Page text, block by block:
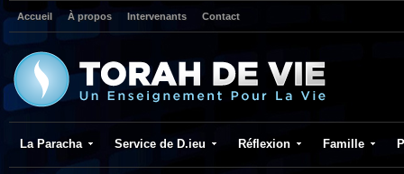
Accueil À propos Intervenants Contact
La Paracha Service de D.ieu Réflexion Famille